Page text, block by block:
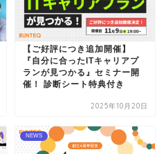
【ご好評につき追加開催】
『自分に合ったITキャリアプ
ランが見つかる』セミナー開
催！ 診断シート特典付き
2025年10月20日
NEWS